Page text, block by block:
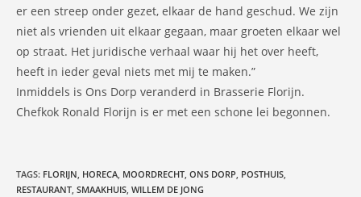
er een streep onder gezet, elkaar de hand geschud. We zijn
niet als vrienden uit elkaar gegaan, maar groeten elkaar wel
op straat. Het juridische verhaal waar hij het over heeft,
heeft in ieder geval niets met mij te maken.”
Inmiddels is Ons Dorp veranderd in Brasserie Florijn.
Chefkok Ronald Florijn is er met een schone lei begonnen.
TAGS: FLORIJN, HORECA, MOORDRECHT, ONS DORP, POSTHUIS,
RESTAURANT, SMAAKHUIS, WILLEM DE JONG